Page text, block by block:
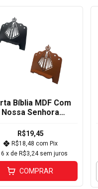
Bíblia MDF Com
Nossa Senhora
33x34x6,5cm
R$19,45
R$18,48 com Pix
6 x de R$3,24 sem juros
COMPRAR